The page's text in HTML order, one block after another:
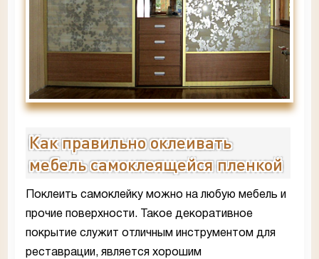
Как правильно оклеивать
мебель самоклеящейся пленкой
Поклеить самоклейку можно на любую мебель и
прочие поверхности. Такое декоративное
покрытие служит отличным инструментом для
реставрации, является хорошим